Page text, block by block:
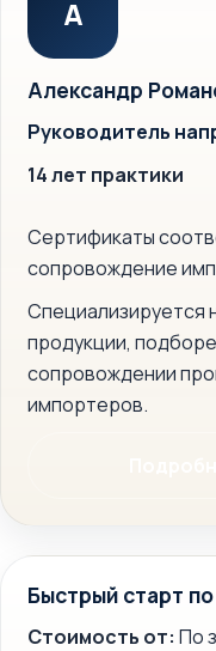
А
Александр
Руководитель
14 лет практики
Сертификаты
сопровождение
Специализируется
продукции,
сопровождении
импортеров.
Быстрый старт
Стоимость от: По